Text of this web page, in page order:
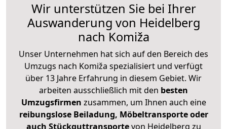
Wir unterstützen Sie bei Ihrer
Auswanderung von Heidelberg
nach Komiža
Unser Unternehmen hat sich auf den Bereich des
Umzugs nach Komiža spezialisiert und verfügt
über 13 Jahre Erfahrung in diesem Gebiet. Wir
arbeiten ausschließlich mit den besten
Umzugsfirmen zusammen, um Ihnen auch eine
reibungslose Beiladung, Möbeltransporte oder
auch Stückguttransportevon Heidelberg zu